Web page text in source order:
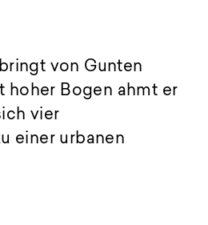
von Gunten
hoher Bogen ahmt er
vier
einer urbanen